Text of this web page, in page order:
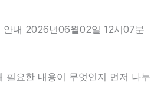
안내 2026년06월02일 12시07분
필요한 내용이 무엇인지 먼저 나누